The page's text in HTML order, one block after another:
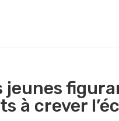
jeunes
à crever